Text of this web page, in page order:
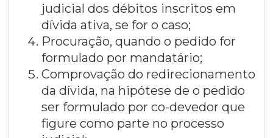
judicial dos débitos inscritos em
dívida ativa, se for o caso;
Procuração, quando o pedido for
formulado por mandatário;
Comprovação do redirecionamento
da dívida, na hipótese de o pedido
ser formulado por co-devedor que
figure como parte no processo